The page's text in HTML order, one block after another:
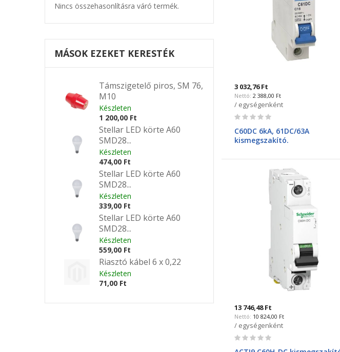
3 032,76 Ft
2 388,00 Ft
/ egységenként
Rating:
C60DC 6kA, 61DC/63A
kismegszakító.
13 746,48 Ft
10 824,00 Ft
/ egységenként
Rating:
Nincs összehasonlításra váró termék.
MÁSOK EZEKET KERESTÉK
Támszigetelő piros, SM 76,
M10
Készleten
1 200,00 Ft
Stellar LED körte A60
SMD28...
Készleten
474,00 Ft
Stellar LED körte A60
SMD28...
Készleten
339,00 Ft
Stellar LED körte A60
SMD28...
Készleten
559,00 Ft
Riasztó kábel 6 x 0,22
Készleten
71,00 Ft